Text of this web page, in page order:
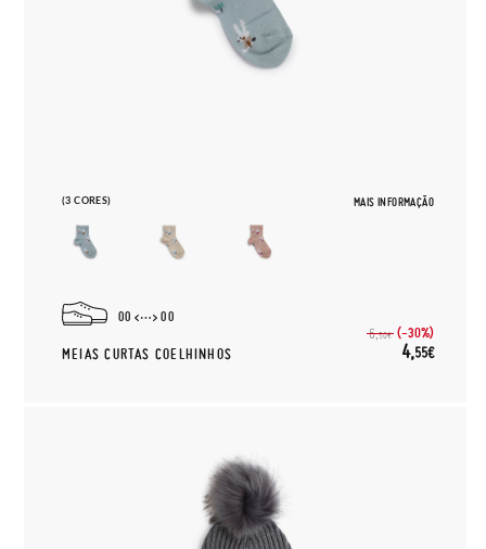
(3 CORES) MAIS INFORMAÇÃO
00 00
MEIAS CURTAS COELHINHOS
6,50€ (-30%)
4,55€